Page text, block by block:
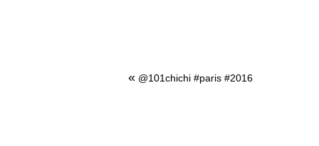
« @101chichi #paris #2016